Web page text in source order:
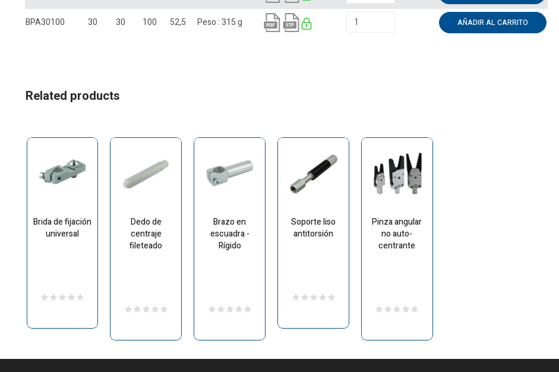
BPA30100 30 30 100 52,5 Peso : 315 g AÑADIR AL CARRITO
Related products
Brida de fijación
universal
Dedo de
centraje
fileteado
Brazo en
escuadra -
Rígido
Soporte liso
antitorsión
Pinza angular
no auto-
centrante